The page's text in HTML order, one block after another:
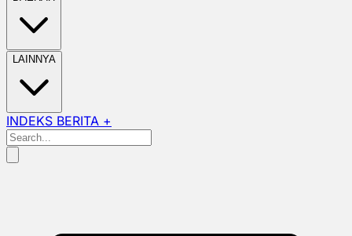
LAINNYA
INDEKS BERITA +